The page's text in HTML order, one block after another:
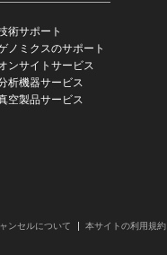
術サポート
ノミクスのサポート
ンサイトサービス
析機器サービス
空製品サービス
ンセルについて 本サイトの利用規約